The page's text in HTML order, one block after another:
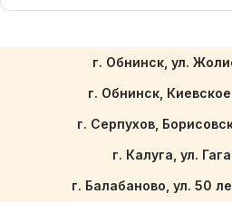
г. Обнинск, ул.
г. Обнинск,
г. Серпухов,
г. Калуга, ул.
г. Балабаново, ул. 50